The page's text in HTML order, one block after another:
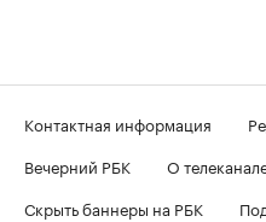
Контактная информация
Вечерний РБК
О
Скрыть баннеры на РБК